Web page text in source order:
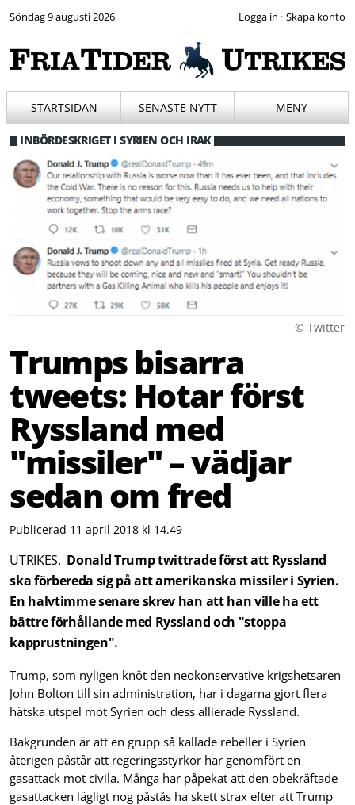
Söndag 9 augusti 2026 ·
STARTSIDAN SENASTE NYTT MENY
INBÖRDESKRIGET I SYRIEN OCH IRAK
© Twitter
Trumps bisarra
tweets: Hotar först
Ryssland med
"missiler" – vädjar
sedan om fred
Publicerad 11 april 2018 kl 14.49
UTRIKES. Donald Trump twittrade först att Ryssland
ska förbereda sig på att amerikanska missiler i Syrien.
En halvtimme senare skrev han att han ville ha ett
bättre förhållande med Ryssland och "stoppa
kapprustningen".
Trump, som nyligen knöt den neokonservative krigshetsaren
John Bolton till sin administration, har i dagarna gjort flera
hätska utspel mot Syrien och dess allierade Ryssland.
Bakgrunden är att en grupp så kallade rebeller i Syrien
återigen påstår att regeringsstyrkor har genomfört en
gasattack mot civila. Många har påpekat att den obekräftade
gasattacken lägligt nog påstås ha skett strax efter att Trump